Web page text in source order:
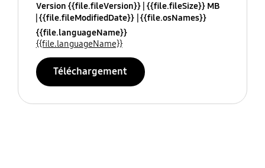
Version {{file.fileVersion}} {{file.fileSize}} MB
{{file.fileModifiedDate}} {{file.osNames}}
{{file.languageName}}
{{file.languageName}}
Téléchargement